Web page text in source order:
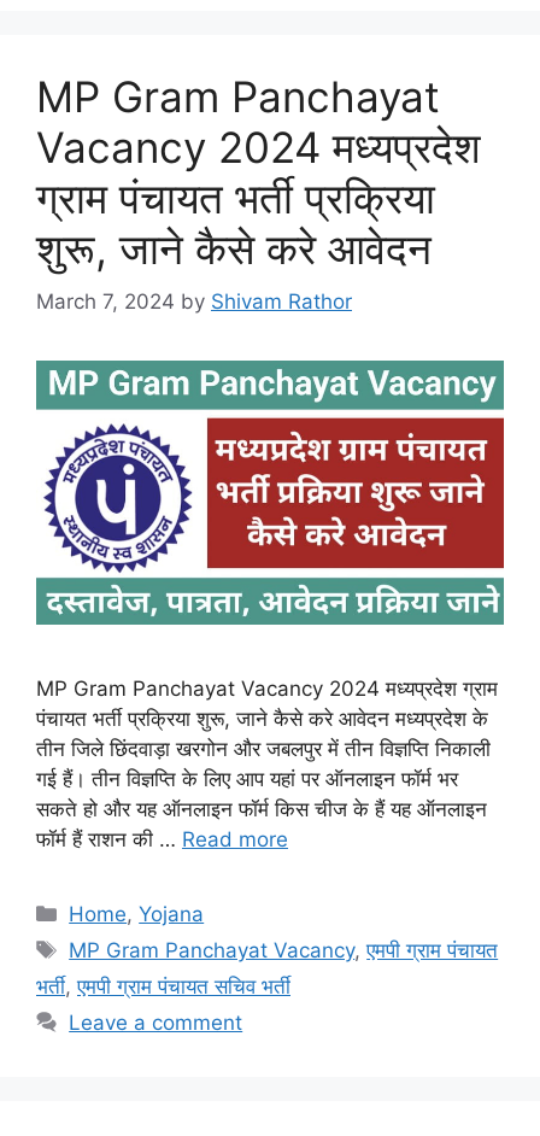
MP Gram Panchayat
Vacancy 2024 मध्यप्रदेश
ग्राम पंचायत भर्ती प्रक्रिया
शुरू, जाने कैसे करे आवेदन
March 7, 2024 by Shivam Rathor
MP Gram Panchayat Vacancy 2024 मध्यप्रदेश ग्राम
पंचायत भर्ती प्रक्रिया शुरू, जाने कैसे करे आवेदन मध्यप्रदेश के
तीन जिले छिंदवाड़ा खरगोन और जबलपुर में तीन विज्ञप्ति निकाली
गई हैं। तीन विज्ञप्ति के लिए आप यहां पर ऑनलाइन फॉर्म भर
सकते हो और यह ऑनलाइन फॉर्म किस चीज के हैं यह ऑनलाइन
फॉर्म हैं राशन की … Read more
Categories
Home,Yojana
Tags
MP Gram Panchayat Vacancy,एमपी ग्राम पंचायत
भर्ती,एमपी ग्राम पंचायत सचिव भर्ती
Leave a comment